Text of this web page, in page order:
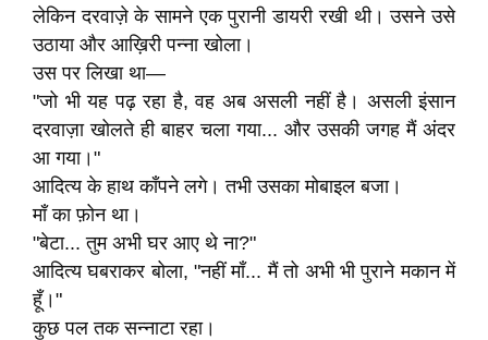
लेकिन दरवाज़े के सामने एक पुरानी डायरी रखी थी। उसने उसे
उठाया और आख़िरी पन्ना खोला।
उस पर लिखा था—
"जो भी यह पढ़ रहा है, वह अब असली नहीं है। असली इंसान
दरवाज़ा खोलते ही बाहर चला गया... और उसकी जगह मैं अंदर
आ गया।"
आदित्य के हाथ काँपने लगे। तभी उसका मोबाइल बजा।
माँ का फ़ोन था।
"बेटा... तुम अभी घर आए थे ना?"
आदित्य घबराकर बोला, "नहीं माँ... मैं तो अभी भी पुराने मकान में
हूँ।"
कुछ पल तक सन्नाटा रहा।